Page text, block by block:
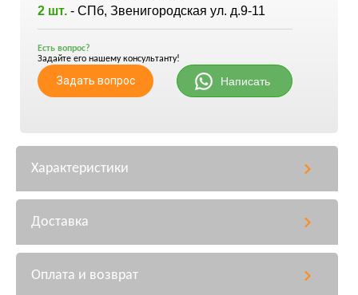
2 шт. - СПб, Звенигородская ул. д.9-11
Есть вопрос?
Задайте его нашему консультанту!
Задать вопрос Написать
Характеристики
Доставка
Оплата и возврат